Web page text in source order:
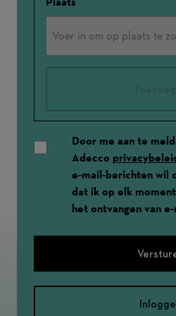
Door me aan te
Adecco
e-mail-berichten wil
dat ik op elk
het ontvangen van